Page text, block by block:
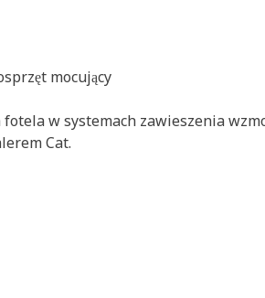
mocujący
w systemach zawieszenia
Cat.